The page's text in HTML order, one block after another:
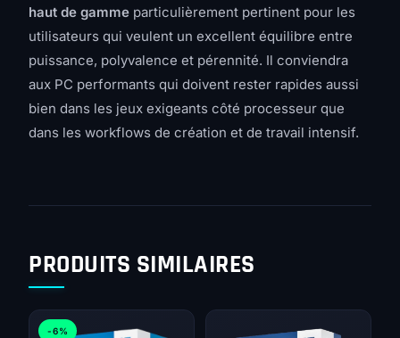
haut de gamme particulièrement pertinent pour les
utilisateurs qui veulent un excellent équilibre entre
puissance, polyvalence et pérennité. Il conviendra
aux PC performants qui doivent rester rapides aussi
bien dans les jeux exigeants côté processeur que
dans les workflows de création et de travail intensif.
PRODUITS SIMILAIRES
-6%